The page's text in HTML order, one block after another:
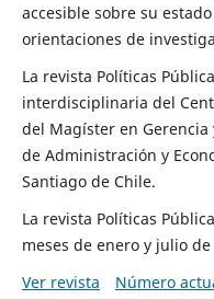
accesible sobre su
orientaciones de
La revista Políticas
interdisciplinaria del
del Magíster en Gerencia
de Administración y
Santiago de Chile.
La revista Políticas
meses de enero y julio
Ver revista
Número